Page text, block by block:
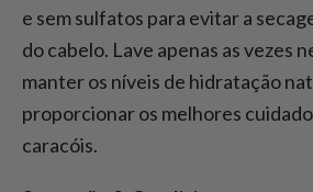
e sem sulfatos para evitar a
do cabelo. Lave apenas as vezes
manter os níveis de hidratação
proporcionar os melhores
caracóis.